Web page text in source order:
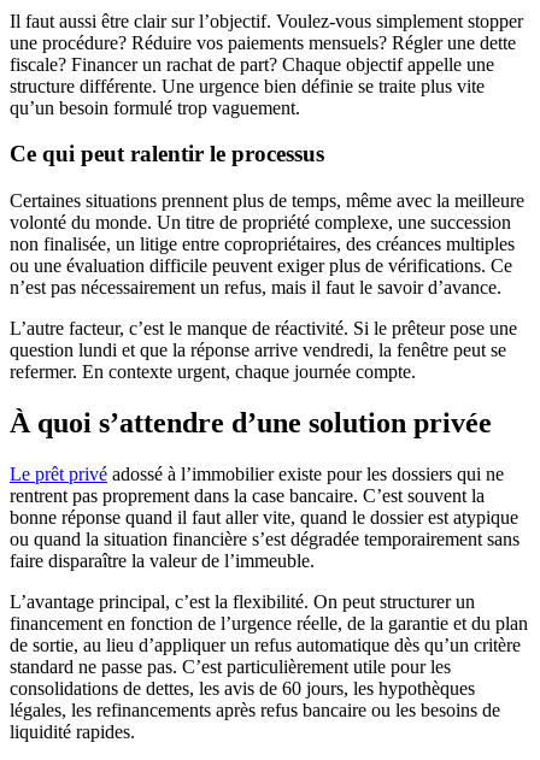
Il faut aussi être clair sur l’objectif. Voulez-vous simplement stopper
une procédure? Réduire vos paiements mensuels? Régler une dette
fiscale? Financer un rachat de part? Chaque objectif appelle une
structure différente. Une urgence bien définie se traite plus vite
qu’un besoin formulé trop vaguement.
Ce qui peut ralentir le processus
Certaines situations prennent plus de temps, même avec la meilleure
volonté du monde. Un titre de propriété complexe, une succession
non finalisée, un litige entre copropriétaires, des créances multiples
ou une évaluation difficile peuvent exiger plus de vérifications. Ce
n’est pas nécessairement un refus, mais il faut le savoir d’avance.
L’autre facteur, c’est le manque de réactivité. Si le prêteur pose une
question lundi et que la réponse arrive vendredi, la fenêtre peut se
refermer. En contexte urgent, chaque journée compte.
À quoi s’attendre d’une solution privée
Le prêt privé adossé à l’immobilier existe pour les dossiers qui ne
rentrent pas proprement dans la case bancaire. C’est souvent la
bonne réponse quand il faut aller vite, quand le dossier est atypique
ou quand la situation financière s’est dégradée temporairement sans
faire disparaître la valeur de l’immeuble.
L’avantage principal, c’est la flexibilité. On peut structurer un
financement en fonction de l’urgence réelle, de la garantie et du plan
de sortie, au lieu d’appliquer un refus automatique dès qu’un critère
standard ne passe pas. C’est particulièrement utile pour les
consolidations de dettes, les avis de 60 jours, les hypothèques
légales, les refinancements après refus bancaire ou les besoins de
liquidité rapides.